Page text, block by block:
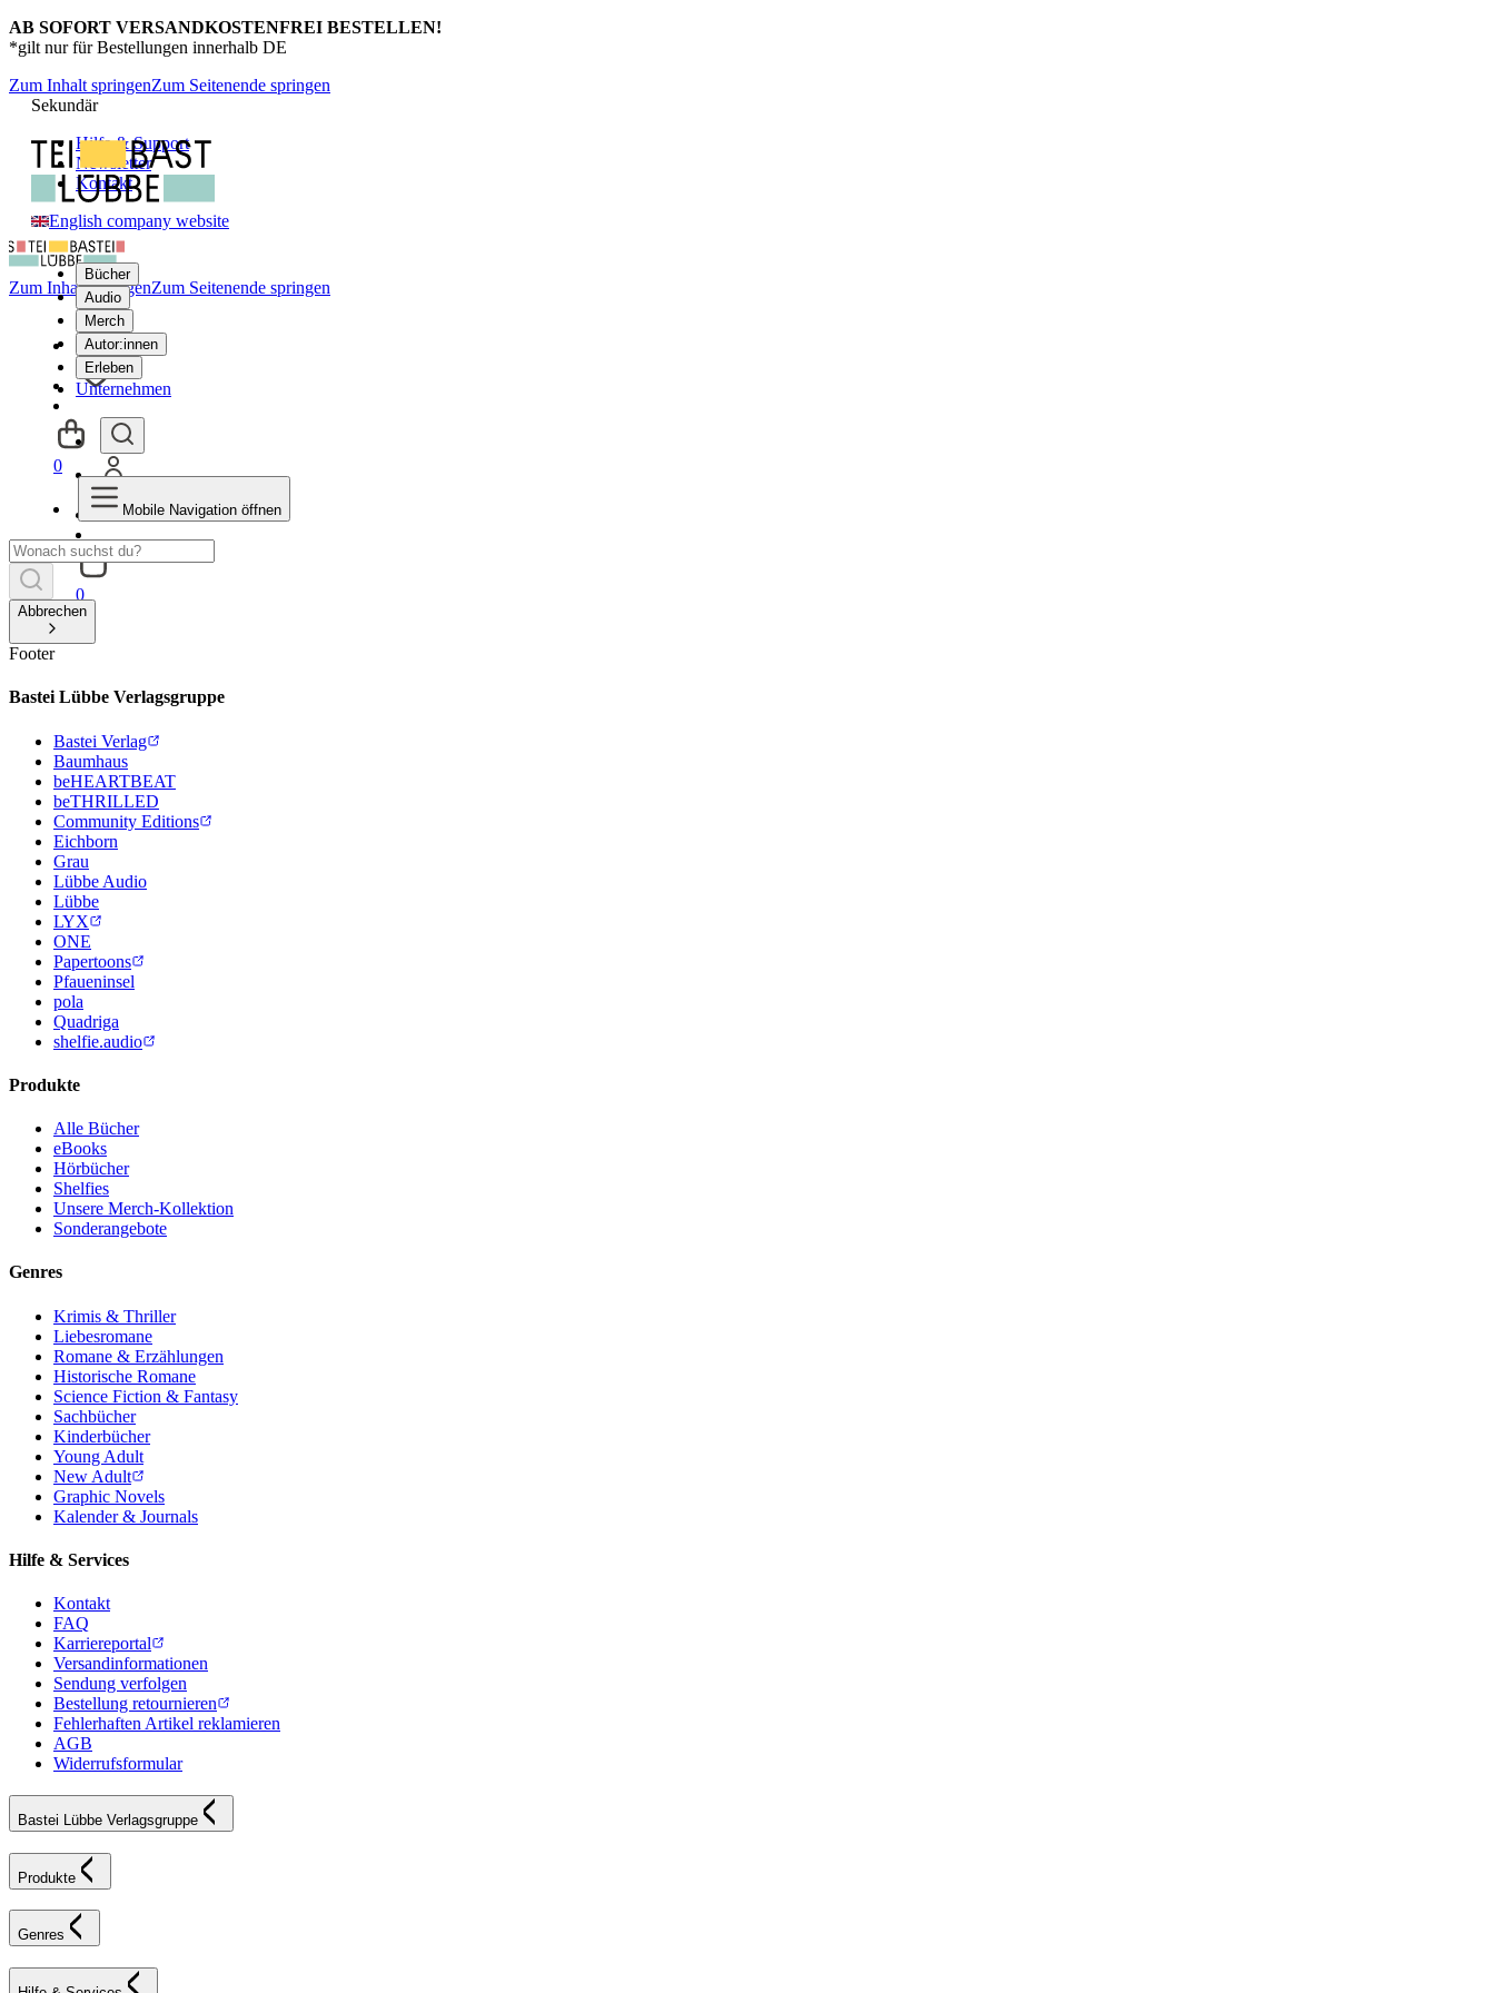
AB SOFORT VERSANDKOSTENFREI BESTELLEN!
*gilt nur für Bestellungen innerhalb DE
Zum Inhalt springenZum Seitenende springen
Sekundär
Hilfe & Support
Newsletter
Kontakt
English company website
Bücher
Audio
Merch
Autor:innen
Erleben
Unternehmen
0
Zum Inhalt springenZum Seitenende springen
0
Mobile Navigation öffnen
Abbrechen
Footer
Bastei Lübbe Verlagsgruppe
Bastei Verlag
Baumhaus
beHEARTBEAT
beTHRILLED
Community Editions
Eichborn
Grau
Lübbe Audio
Lübbe
LYX
ONE
Papertoons
Pfaueninsel
pola
Quadriga
shelfie.audio
Produkte
Alle Bücher
eBooks
Hörbücher
Shelfies
Unsere Merch-Kollektion
Sonderangebote
Genres
Krimis & Thriller
Liebesromane
Romane & Erzählungen
Historische Romane
Science Fiction & Fantasy
Sachbücher
Kinderbücher
Young Adult
New Adult
Graphic Novels
Kalender & Journals
Hilfe & Services
Kontakt
FAQ
Karriereportal
Versandinformationen
Sendung verfolgen
Bestellung retournieren
Fehlerhaften Artikel reklamieren
AGB
Widerrufsformular
Bastei Lübbe Verlagsgruppe
Produkte
Genres